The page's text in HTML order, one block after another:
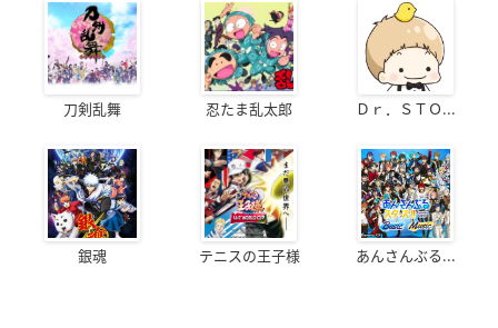
刀剣乱舞 忍たま乱太郎 Ｄｒ．ＳＴＯ...
銀魂 テニスの王子様 あんさんぶる...